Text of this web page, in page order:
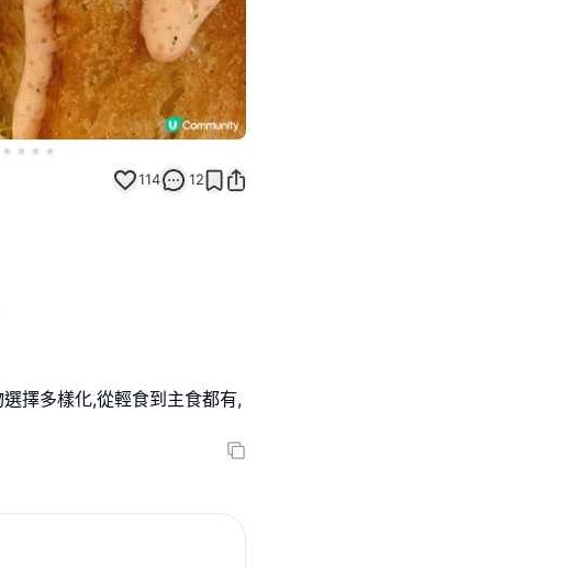
114 12
擇多樣化,從輕食到主食都有,